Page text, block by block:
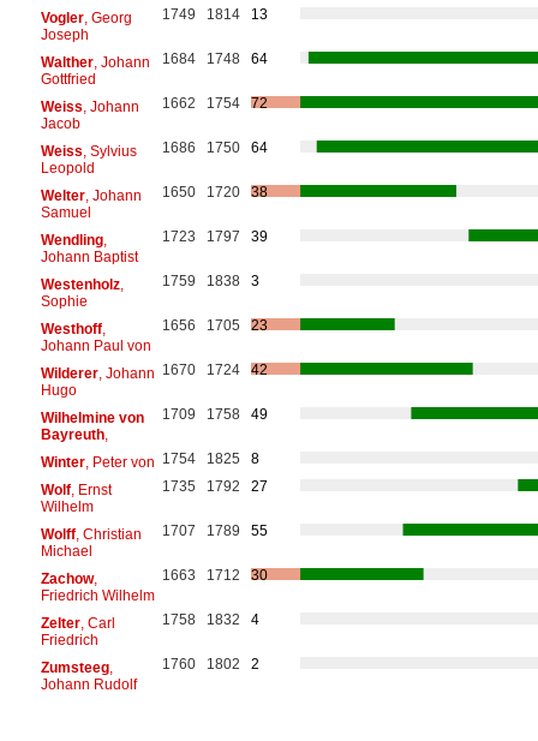
Vogler, Georg
Joseph
1749 1814 13
Walther, Johann
Gottfried
1684 1748 64
Weiss , Johann
Jacob
1662 1754 72
Weiss , Sylvius
Leopold
1686 1750 64
Welter, Johann
Samuel
1650 1720 38
Wendling,
Johann Baptist
1723 1797 39
Westenholz,
Sophie
1759 1838 3
Westhoff,
Johann Paul von
1656 1705 23
Wilderer, Johann
Hugo
1670 1724 42
Wilhelmine von
Bayreuth,
1709 1758 49
Winter, Peter von 1754 1825
8
Wolf, Ernst
Wilhelm
1735 1792 27
Wolff, Christian
Michael
1707 1789 55
Zachow,
Friedrich Wilhelm
1663 1712 30
Zelter, Carl
Friedrich
1758 1832 4
Zumsteeg,
Johann Rudolf
1760 1802 2